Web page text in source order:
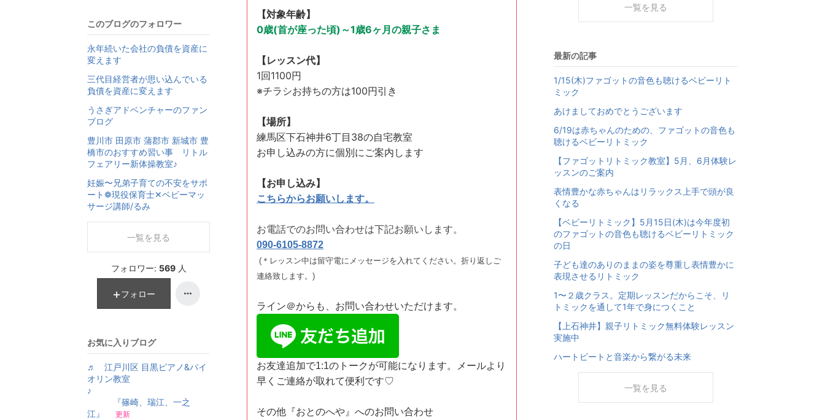
【対象年齢】
0歳(首が座った頃) ～1歳6ヶ月の親子さま
【レッスン代】
1回1100円
※チラシお持ちの方は100円引き
【場所】
練馬区下石神井6丁目38の自宅教室
お申し込みの方に個別にご案内します
【お申し込み】
こちらからお願いします。
お電話でのお問い合わせは下記お願いします。
090-6105-8872
(＊レッスン中は留守電にメッセージを入れてください。折り返しご
連絡致します。)
ライン＠からも、お問い合わせいただけます。
お友達追加で1:1のトークが可能になります。メールより
早くご連絡が取れて便利 です♡
その他『おとのへや』へのお問い合わせ
一覧を見る
最新の記事
1/15(木)ファゴットの音色も聴けるベビーリト
ミック
あけましておめでとうございます
6/19は赤ちゃんのための、ファゴットの音色も
聴けるベビーリトミック
【ファゴットリトミック教室】5月、6月体験レ
ッスンのご案内
表情豊かな赤ちゃんはリラックス上手で頭が良
くなる
【ベビーリトミック】5月15日(木)は今年度初
のファゴットの音色も聴けるベビーリトミック
の日
子ども達のありのままの姿を尊重し表情豊かに
表現させるリトミック
1〜２歳クラス。定期レッスンだからこそ、リ
トミックを通して1年で身につくこと
【上石神井】親子リトミック無料体験レッスン
実施中
ハートビートと音楽から繋がる未来
一覧を見る
このブログのフォロワー
永年続いた会社の負債を資産に
変えます
三代目経営者が思い込んでいる
負債を資産に変えます
うさぎアドベンチャーのファン
ブログ
豊川市 田原市 蒲郡市 新城市 豊
橋市のおすすめ習い事 リトル
フェアリー新体操教室♪
妊娠〜兄弟子育ての不安をサポ
ート❁現役保育士✕ベビーマッ
サージ講師/るみ
一覧を見る
フォロワー: 569 人
フォロー
お気に入りブログ
♬ 江戸川区 目黒ピアノ&バイ
オリン教室
♪
『篠崎、瑞江、一之
江』
更新